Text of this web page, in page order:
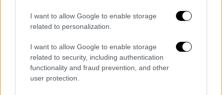
I want to allow Google to enable storage
related to personalization.
I want to allow Google to enable storage
related to security, including authentication
functionality and fraud prevention, and other
user protection.
θα πάρεις τον ρόλο γιατί, ξέρεις, αυτά είναι
δούναι και λαβείν” μου είπε
συνέχεια ο Χάρης Ρώμας.
«Στον άνθρωπο αυτό, που τώρα δεν είναι εν
ζωή, αργότερα όταν έγινα “φίρμα”, του